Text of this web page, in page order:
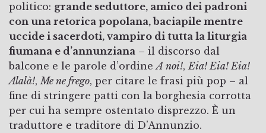
politico: grande seduttore, amico dei padroni
con una retorica popolana, baciapile mentre
uccide i sacerdoti, vampiro di tutta la liturgia
fiumana e d’annunziana – il discorso dal
balcone e le parole d’ordineA noi!, Eia! Eia! Eia!
Alalà!, Me ne frego, per citare le frasi più pop – al
fine di stringere patti con la borghesia corrotta
per cui ha sempre ostentato disprezzo. È un
traduttore e traditore di D’Annunzio.